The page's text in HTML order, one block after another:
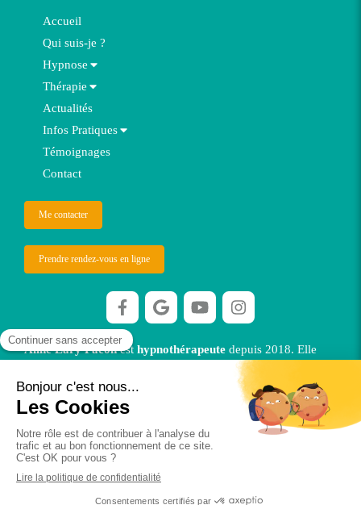
Aline Lary Faconest hypnothérapeute depuis 2018. Elle
vous reçoit dans ses cabinets à Orléans et à Jouy le Potier OU
en visio.
©2026 Alfahypnose
Plan du site
Mentions légales
Accueil
Qui suis-je ?
Hypnose
Thérapie
Actualités
Infos Pratiques
Témoignages
Contact
Me contacter
Prendre rendez-vous en ligne